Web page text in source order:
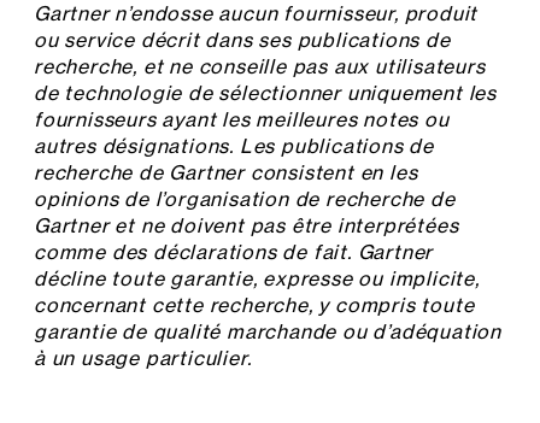
Gartner n’endosse aucun fournisseur, produit
ou service décrit dans ses publications de
recherche, et ne conseille pas aux utilisateurs
de technologie de sélectionner uniquement les
fournisseurs ayant les meilleures notes ou
autres désignations. Les publications de
recherche de Gartner consistent en les
opinions de l’organisation de recherche de
Gartner et ne doivent pas être interprétées
comme des déclarations de fait. Gartner
décline toute garantie, expresse ou implicite,
concernant cette recherche, y compris toute
garantie de qualité marchande ou d’adéquation
à un usage particulier.